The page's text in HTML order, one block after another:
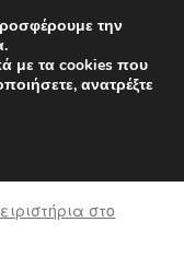
στο
την
με τα cookies που
ανατρέξτε